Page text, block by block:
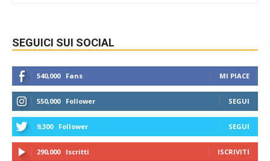
SEGUICI SUI SOCIAL
540,000 Fans MI PIACE
550,000 Follower SEGUI
9,300 Follower SEGUI
290,000 Iscritti ISCRIVITI